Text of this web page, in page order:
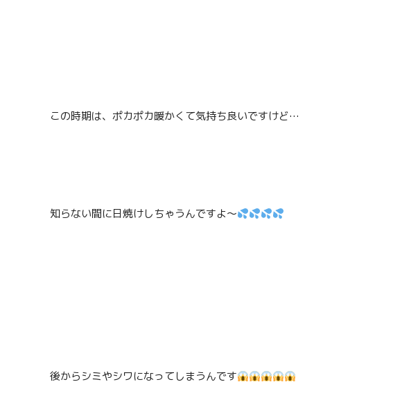
この時期は、ポカポカ暖かくて気持ち良いですけど…
知らない間に日焼けしちゃうんですよ〜
後からシミやシワになってしまうんです